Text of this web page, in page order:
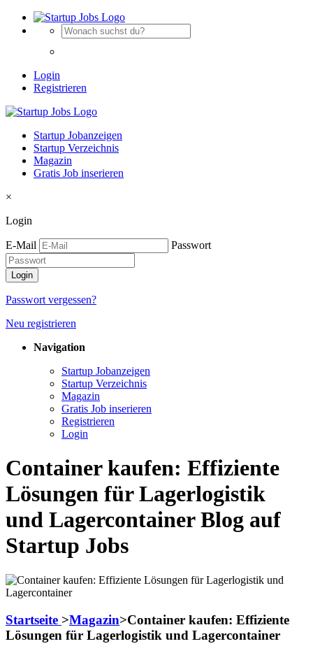
Login
Registrieren
Startup Jobanzeigen
Startup Verzeichnis
Magazin
Gratis Job inserieren
×
Login
E-Mail Passwort
Passwort vergessen?
Neu registrieren
Navigation
Startup Jobanzeigen
Startup Verzeichnis
Magazin
Gratis Job inserieren
Registrieren
Login
Container kaufen: Effiziente
Lösungen für Lagerlogistik
und Lagercontainer Blog auf
Startup Jobs
Startseite >Magazin>Container kaufen: Effiziente
Lösungen für Lagerlogistik und Lagercontainer